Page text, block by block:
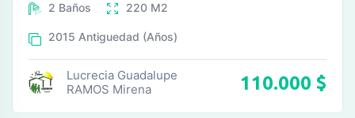
2 Baños 220 M2
2015 Antiguedad (Años)
Lucrecia Guadalupe
RAMOS Mirena
110.000 $